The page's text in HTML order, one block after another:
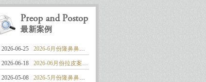
Preop and Postop
最新案例
2026-06-25 2026-6月份隆鼻鼻整形案例: 馬鞍形 ..
2026-06-18 2026-06月份拉皮案例:中下臉及頸部 ..
2026-05-08 2026-5月份隆鼻鼻整形案例: 嚴重攣 ..